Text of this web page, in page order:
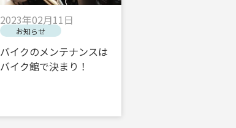
2023年02月11日
お知らせ
バイクのメンテナンスは
バイク館で決まり！